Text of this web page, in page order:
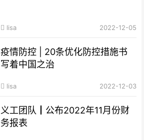
lisa 2022-12-05
疫情防控 | 20条优化防控措施书
写着中国之治
lisa 2022-12-03
义工团队┃公布2022年11月份财
务报表